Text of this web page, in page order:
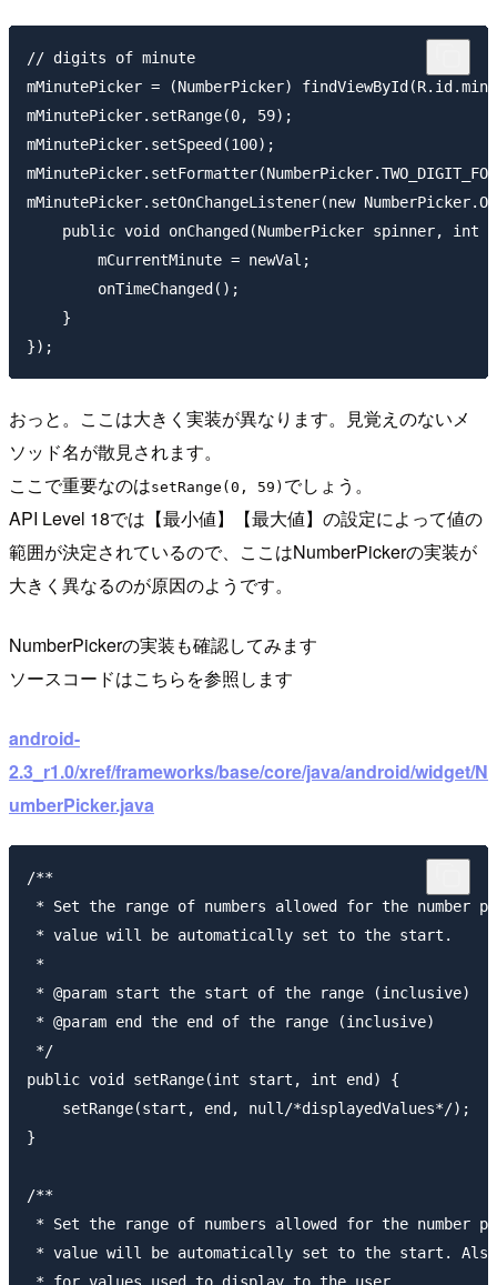
// digits of minute
mMinutePicker = (NumberPicker)
mMinutePicker.setRange(0, 59);
mMinutePicker.setSpeed(100);
mMinutePicker.setOnChangeListener(new
public void onChanged(NumberPicker spinner, int
        mCurrentMinute = newVal;
        onTimeChanged();
    }
おっと。ここは大きく実装が異なります。見覚えのないメ
ソッド名が散見されます。
ここで重要なのはsetRange(0, 59) でしょう。
API Level 18では【最小値】【最大値】の設定によって値の
範囲が決定されているので、ここはNumberPickerの実装が
大きく異なるのが原因のようです。
NumberPickerの実装も確認してみます
ソースコードはこちらを参照します
android-
2.3_r1.0/xref/frameworks/base/core/java/android/widget/N
umberPicker.java
/**
* Set the range of numbers allowed for the number
* value will be automatically set to the start.
*
* @param start the start of the range (inclusive)
* @param end the end of the range (inclusive)
*/
public void setRange(int start, int end) {
    setRange(start, end, null/*displayedValues*/);
}
/**
* Set the range of numbers allowed for the number
* value will be automatically set to the start. Also